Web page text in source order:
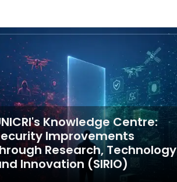
Knowledge Centre:
Improvements
Research, Technology
Innovation (SIRIO)